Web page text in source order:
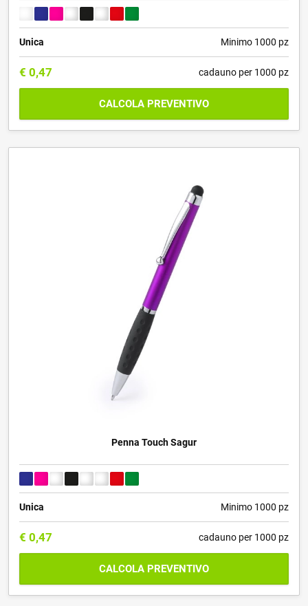
Unica Minimo 1000 pz
€ 0,47 cadauno per 1000 pz
CALCOLA PREVENTIVO
Penna Touch Sagur
Unica Minimo 1000 pz
€ 0,47 cadauno per 1000 pz
CALCOLA PREVENTIVO